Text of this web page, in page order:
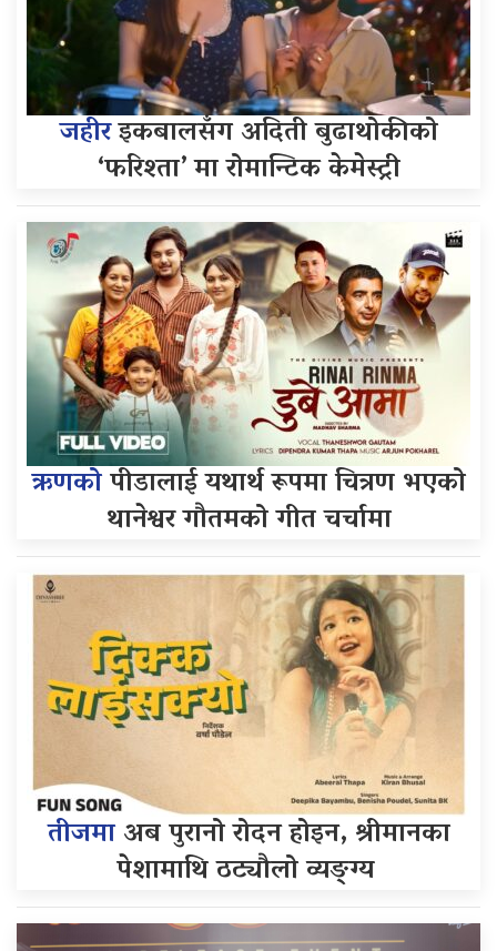
जहीरइकबालसँग अदिती बुढाथोकीको
‘फरिश्ता’ मा रोमान्टिक केमेस्ट्री
ऋणकोपीडालाई यथार्थ रूपमा चित्रण भएको
थानेश्वर गौतमको गीत चर्चामा
तीजमाअब पुरानो रोदन होइन, श्रीमानका
पेशामाथि ठट्यौलो व्यङ्ग्य